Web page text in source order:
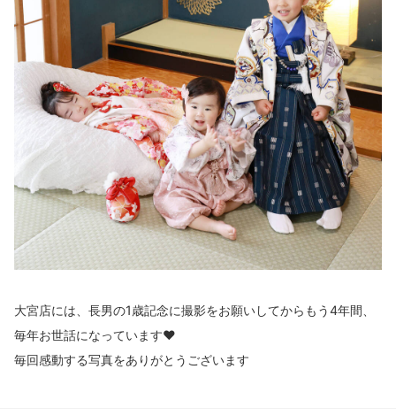
大宮店には、長男の1歳記念に撮影をお願いしてからもう4年間、
毎年お世話になっています❤️
毎回感動する写真をありがとうございます